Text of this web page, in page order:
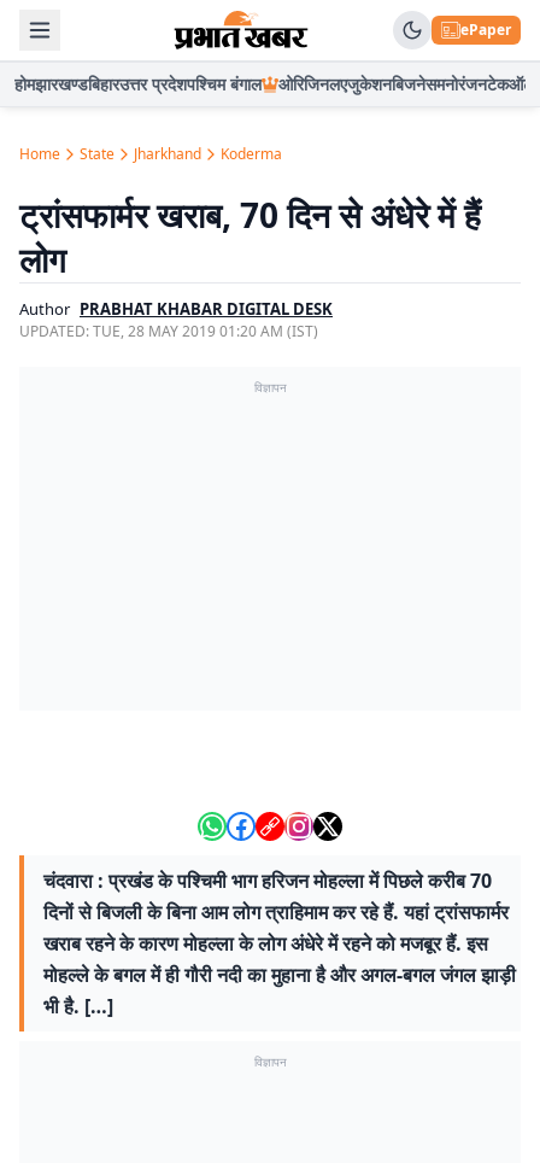
ePaper
होमझारखण्डबिहारउत्तर प्रदेशपश्चिम बंगाल ओरिजिनलएजुकेशनबिजनेसमनोरंजनटेकऑटो
Home State Jharkhand Koderma
ट्रांसफार्मर खराब, 70 दिन से अंधेरे में हैं
लोग
Author PRABHAT KHABAR DIGITAL DESK
UPDATED:TUE, 28 MAY 2019 01:20 AM (IST)
विज्ञापन
चंदवारा : प्रखंड के पश्चिमी भाग हरिजन मोहल्ला में पिछले करीब 70
दिनों से बिजली के बिना आम लोग त्राहिमाम कर रहे हैं. यहां ट्रांसफार्मर
खराब रहने के कारण मोहल्ला के लोग अंधेरे में रहने को मजबूर हैं. इस
मोहल्ले के बगल में ही गौरी नदी का मुहाना है और अगल-बगल जंगल झाड़ी
भी है. […]
विज्ञापन